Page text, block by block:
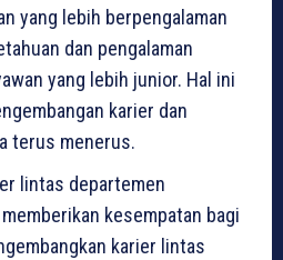
yang lebih berpengalaman
dan pengalaman
yang lebih junior. Hal ini
karier dan
terus menerus.
lintas departemen
kesempatan bagi
karier lintas